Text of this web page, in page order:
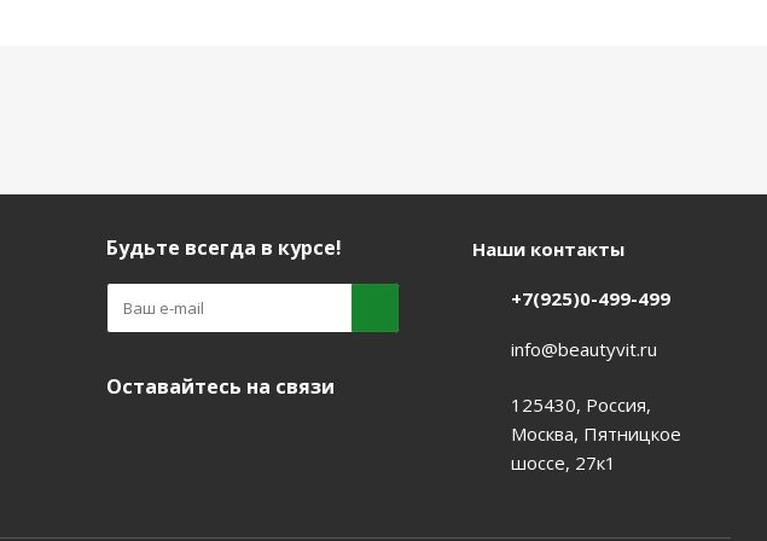
Будьте всегда в курсе!
Оставайтесь на связи
Наши контакты
+7(925)0-499-499
info@beautyvit.ru
125430, Россия,
Москва, Пятницкое
шоссе, 27к1